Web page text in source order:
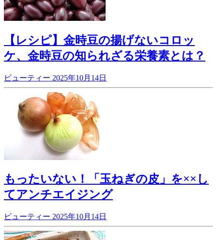
【レシピ】金時豆の揚げないコロッ
ケ、金時豆の知られざる栄養素とは？
ビューティー 2025年10月14日
もったいない！「玉ねぎの皮」を××し
てアンチエイジング
ビューティー 2025年10月14日